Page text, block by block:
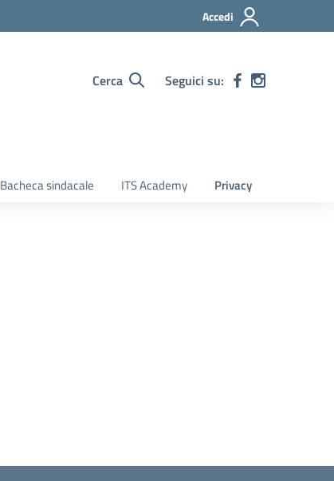
Accedi
Cerca Seguici su:
Bacheca sindacale ITS Academy Privacy